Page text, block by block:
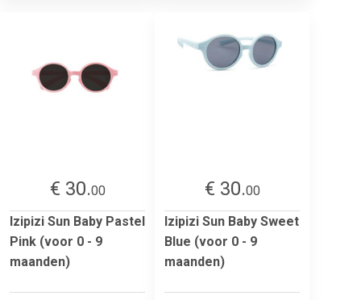
€ 30.00
Izipizi Sun Baby Pastel
Pink (voor 0 - 9
maanden)
€ 30.00
Izipizi Sun Baby Sweet
Blue (voor 0 - 9
maanden)